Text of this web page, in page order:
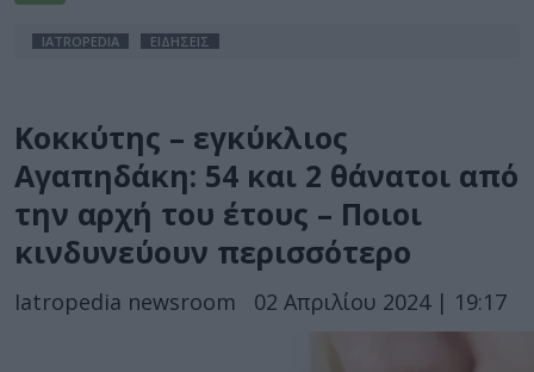
IATROPEDIA ΕΙΔΗΣΕΙΣ
Κοκκύτης – εγκύκλιος
Αγαπηδάκη: 54 και 2 θάνατοι από
την αρχή του έτους – Ποιοι
κινδυνεύουν περισσότερο
Iatropedia newsroom 02 Απριλίου 2024 | 19:17